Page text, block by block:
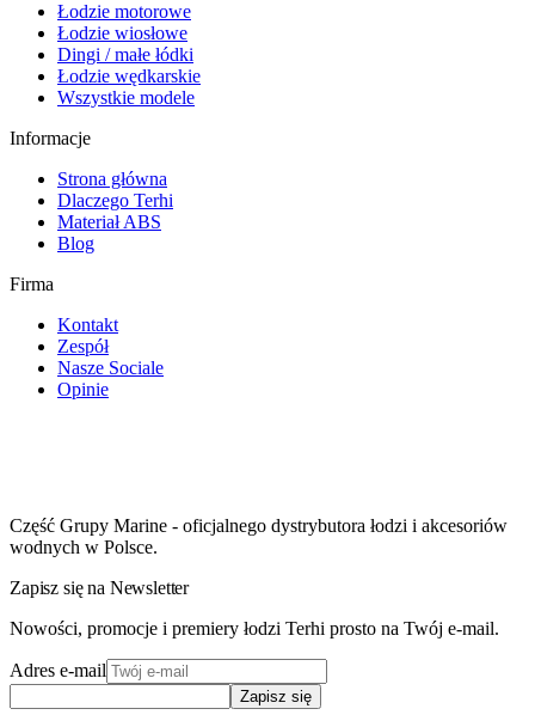
Łodzie motorowe
Łodzie wiosłowe
Dingi / małe łódki
Łodzie wędkarskie
Wszystkie modele
Informacje
Strona główna
Dlaczego Terhi
Materiał ABS
Blog
Firma
Kontakt
Zespół
Nasze Sociale
Opinie
Część Grupy Marine - oficjalnego dystrybutora łodzi i akcesoriów
wodnych w Polsce.
Zapisz się na Newsletter
Nowości, promocje i premiery łodzi Terhi prosto na Twój e-mail.
Adres e-mail
Zapisz się